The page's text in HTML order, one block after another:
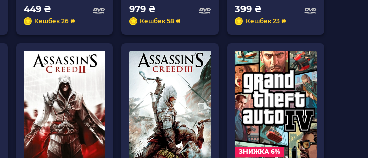
449 ₴
Кешбек 26 ₴
979 ₴
Кешбек 58 ₴
399 ₴
Кешбек 23 ₴
ЗНИЖКА 6%